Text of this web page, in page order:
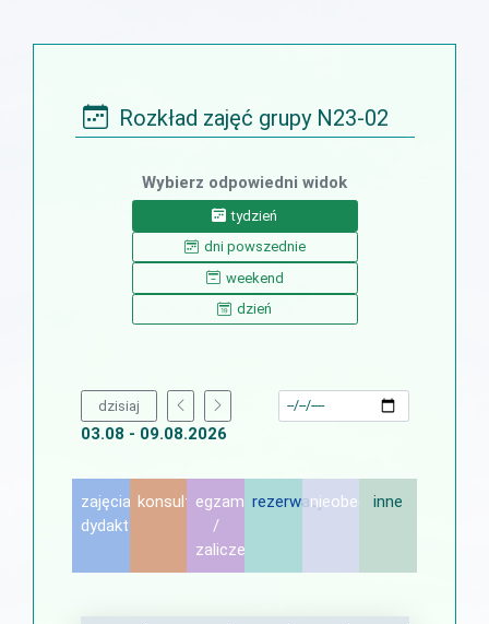
Rozkład zajęć grupy N23-02
Wybierz odpowiedni widok
tydzień
dni powszednie
weekend
dzień
dzisiaj
03.08 - 09.08.2026
zajęcia
dydaktyczne
konsultacjeegzamin
/
zaliczenie
rezerwacjenieobecność
inne